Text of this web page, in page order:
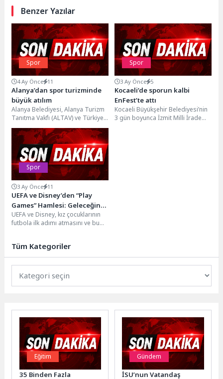
Benzer Yazılar
Spor
4 Ay Önce 11
Alanya’dan spor turizminde
büyük atılım
Alanya Belediyesi, Alanya Turizm
Tanıtma Vakfı (ALTAV) ve Türkiye
Voleybol Federasyonu (TVF) iş
birliğiyle hazırlanan...
Spor
3 Ay Önce 5
Kocaeli’de sporun kalbi
EnFest’te attı
Kocaeli Büyükşehir Belediyesi’nin
3 gün boyunca İzmit Milli İrade
Spor
3 Ay Önce 11
UEFA ve Disney’den “Play
Games” Hamlesi: Geleceğin
Kadın Şampiyonlar Ligi
Yıldızları Yetişiyor!
UEFA ve Disney, kız çocuklarının
futbola ilk adımı atmasını ve bu
Tüm Kategoriler
Eğitim
35 Binden Fazla
Gündem
İSU’nun Vatandaş